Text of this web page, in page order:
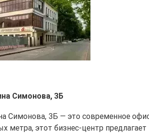
Симонова, 3Б
Симонова, 3Б — это современное
метра, этот бизнес-центр